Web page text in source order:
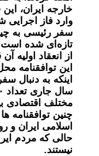
سفر رئیسی به
تازه‌ای شده
از انعقاد اولیه
این توافقنامه
اینکه به دنبال
مختلف اقتصادی
چنین توافقنامه
اسلامی ایران و
حالی که مردم
نیستند.